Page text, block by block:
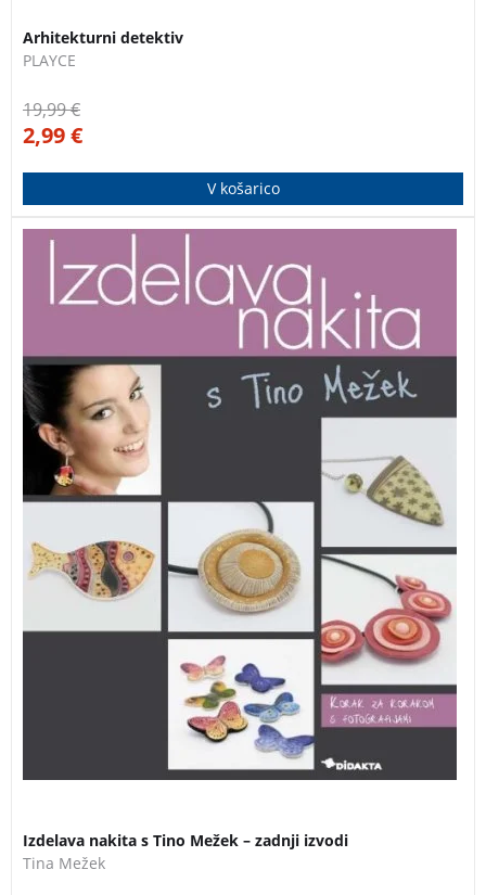
Arhitekturni detektiv
PLAYCE
19,99€
2,99€
V košarico
Izdelava nakita s Tino Mežek, je knjiga v kateri se
boste korak za korakom naučili sami izdelati moderen
in unikaten nakit, ki ga boste z veseljem nosili ali
podarili. DELAVNICE NAKITA S TINO MEŽEK – termini
spodaj.
Izdelava nakita s Tino Mežek – zadnji izvodi
Tina Mežek